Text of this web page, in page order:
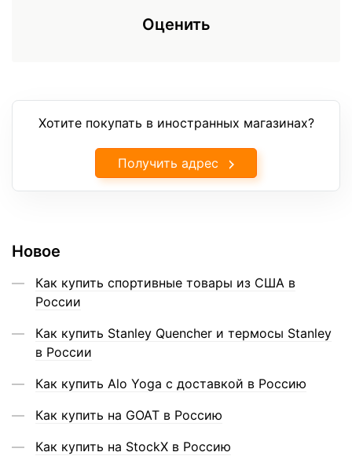
Оценить
Хотите покупать в иностранных магазинах?
Получить адрес
Новое
Как купить спортивные товары из США в
России
Как купить Stanley Quencher и термосы Stanley
в России
Как купить Alo Yoga с доставкой в Россию
Как купить на GOAT в Россию
Как купить на StockX в Россию